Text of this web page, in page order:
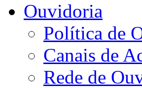
Ouvidoria
Política de
Canais de
Rede de